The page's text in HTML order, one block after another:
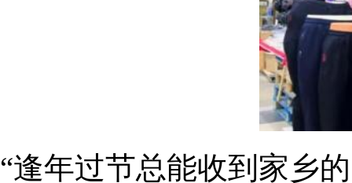
“逢年过节总能收到家乡